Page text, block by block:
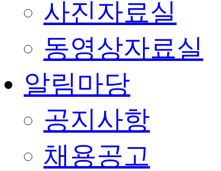
사진자료실
동영상자료실
알림마당
공지사항
채용공고